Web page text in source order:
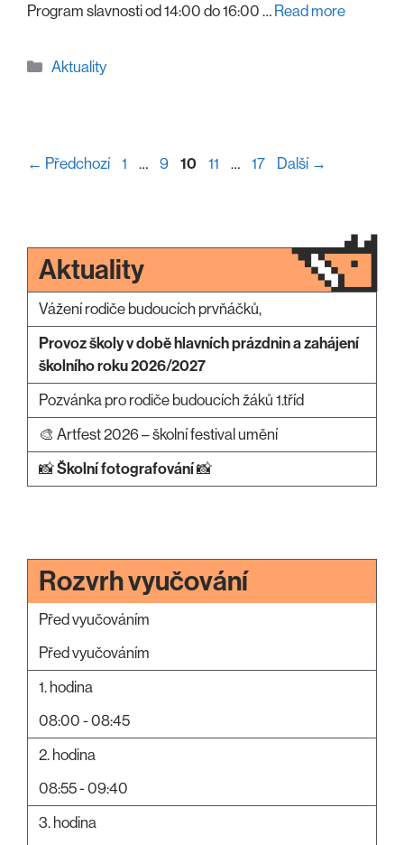
Program slavnosti od 14:00 do 16:00 … Read more
Rubriky
Aktuality
← Předchozí Stránka
1 … Stránka
9 Stránka
10 Stránka
11 … Stránka
17 Další →
Aktuality
Vážení rodiče budoucích prvňáčků,
Provoz školy v době hlavních prázdnin a zahájení
školního roku 2026/2027
Pozvánka pro rodiče budoucích žáků 1.tříd
🎨 Artfest 2026 – školní festival umění
📸Školní fotografování📸
Rozvrh vyučování
Před vyučováním
Před vyučováním
1. hodina
08:00 - 08:45
2. hodina
08:55 - 09:40
3. hodina